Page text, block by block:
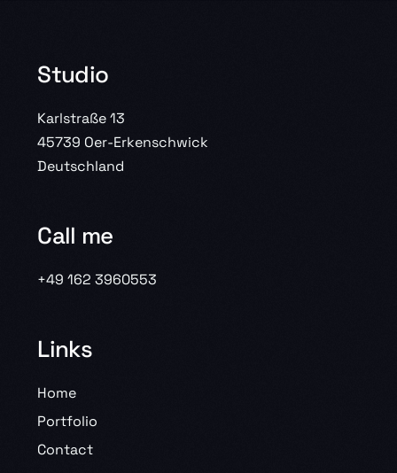
Studio
Karlstraße 13
45739 Oer-Erkenschwick
Deutschland
Call me
+49 162 3960553
Links
Home
Portfolio
Contact